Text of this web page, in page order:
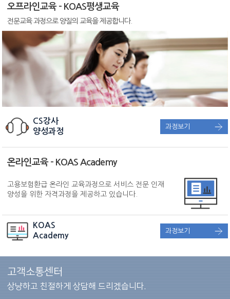
오프라인교육 - KOAS평생교육
전문교육 과정으로 양질의 교육을 제공합니다.
CS강사
양성과정
과정보기
온라인교육 - KOAS Academy
고용보험환급 온라인 교육과정으로 서비스 전문 인재
양성을 위한 자격과정을 제공하고 있습니다.
KOAS
Academy
과정보기
고객소통센터
상냥하고 친절하게 상담해 드리겠습니다.